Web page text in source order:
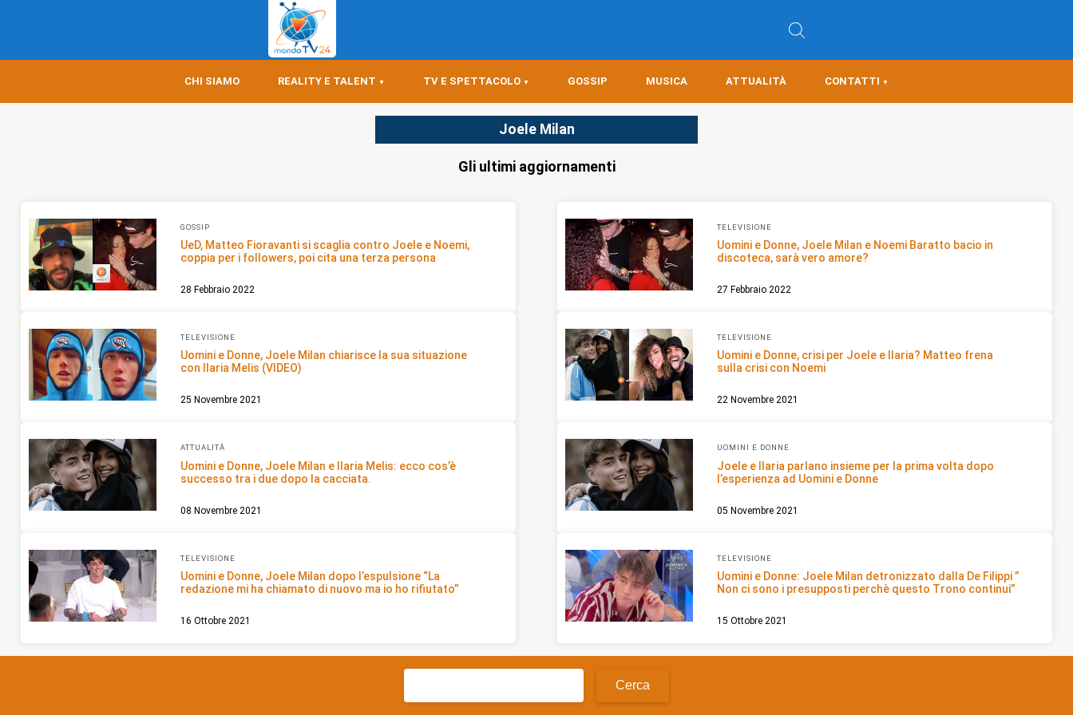
CHI SIAMO REALITY E TALENT TV E SPETTACOLO GOSSIP MUSICA ATTUALITÀ CONTATTI
Joele Milan
Gli ultimi aggiornamenti
GOSSIP
UeD, Matteo Fioravanti si scaglia contro Joele e Noemi,
coppia per i followers, poi cita una terza persona
28 Febbraio 2022
TELEVISIONE
Uomini e Donne, Joele Milan e Noemi Baratto bacio in
discoteca, sarà vero amore?
27 Febbraio 2022
TELEVISIONE
Uomini e Donne, Joele Milan chiarisce la sua situazione
con Ilaria Melis (VIDEO)
25 Novembre 2021
TELEVISIONE
Uomini e Donne, crisi per Joele e Ilaria? Matteo frena
sulla crisi con Noemi
22 Novembre 2021
ATTUALITÀ
Uomini e Donne, Joele Milan e Ilaria Melis: ecco cos’è
successo tra i due dopo la cacciata.
08 Novembre 2021
UOMINI E DONNE
Joele e Ilaria parlano insieme per la prima volta dopo
l’esperienza ad Uomini e Donne
05 Novembre 2021
TELEVISIONE
Uomini e Donne, Joele Milan dopo l’espulsione “La
redazione mi ha chiamato di nuovo ma io ho rifiutato”
16 Ottobre 2021
TELEVISIONE
Uomini e Donne: Joele Milan detronizzato dalla De Filippi ”
Non ci sono i presupposti perchè questo Trono continui”
15 Ottobre 2021
Ricerca